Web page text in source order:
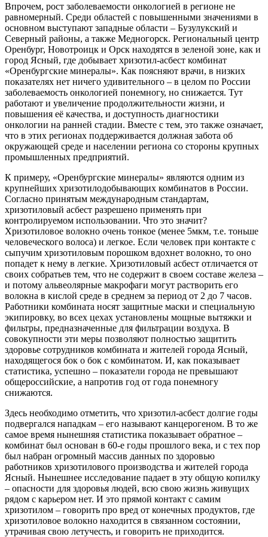
Впрочем, рост заболеваемости онкологией в регионе не
равномерный. Среди областей с повышенными значениями в
основном выступают западные области – Бузулукский и
Северный районы, а также Медногорск. Региональный центр
Оренбург, Новотроицк и Орск находятся в зеленой зоне, как и
город Ясный, где добывает хризотил-асбест комбинат
«Оренбургские минералы». Как поясняют врачи, в низких
показателях нет ничего удивительного – в целом по России
заболеваемость онкологией понемногу, но снижается. Тут
работают и увеличение продолжительности жизни, и
повышения её качества, и доступность диагностики
онкологии на ранней стадии. Вместе с тем, это также означает,
что в этих регионах поддерживается должная забота об
окружающей среде и населении региона со стороны крупных
промышленных предприятий.
К примеру, «Оренбургские минералы» являются одним из
крупнейших хризотилодобывающих комбинатов в России.
Согласно принятым международным стандартам,
хризотиловый асбест разрешено применять при
контролируемом использовании. Что это значит?
Хризотиловое волокно очень тонкое (менее 5мкм, т.е. тоньше
человеческого волоса) и легкое. Если человек при контакте с
сыпучим хризотиловым порошком вдохнет волокно, то оно
попадет к нему в легкие. Хризотиловый асбест отличается от
своих собратьев тем, что не содержит в своем составе железа –
и потому альвеолярные макрофаги могут растворить его
волокна в кислой среде в среднем за период от 2 до 7 часов.
Работники комбината носят защитные маски и специальную
экипировку, во всех цехах установлены мощные вытяжки и
фильтры, предназначенные для фильтрации воздуха. В
совокупности эти меры позволяют полностью защитить
здоровье сотрудников комбината и жителей города Ясный,
находящегося бок о бок с комбинатом. И, как показывает
статистика, успешно – показатели города не превышают
общероссийские, а напротив год от года понемногу
снижаются.
Здесь необходимо отметить, что хризотил-асбест долгие годы
подвергался нападкам – его называют канцерогеном. В то же
самое время нынешняя статистика показывает обратное –
комбинат был основан в 60-е годы прошлого века, и с тех пор
был набран огромный массив данных по здоровью
работников хризотилового производства и жителей города
Ясный. Нынешнее исследование падает в эту общую копилку
– опасности для здоровья людей, всю свою жизнь живущих
рядом с карьером нет. И это прямой контакт с самим
хризотилом – говорить про вред от конечных продуктов, где
хризотиловое волокно находится в связанном состоянии,
утрачивая свою летучесть, и говорить не приходится.